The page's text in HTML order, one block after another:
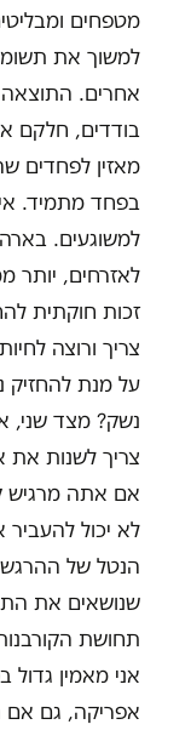
מטפחים
למשוך את
אחרים. התוצאה
בודדים, חלקם
מאזין לפחדים
בפחד מתמיד.
למשוגעים.
לאזרחים, יותר
זכות חוקתית
צריך ורוצה
על מנת להחזיק
נשק? מצד שני,
צריך לשנות את
אם אתה מרגיש
לא יכול
הנטל של
שנושאים את
תחושת
אני מאמין גדול
אפריקה, גם אם